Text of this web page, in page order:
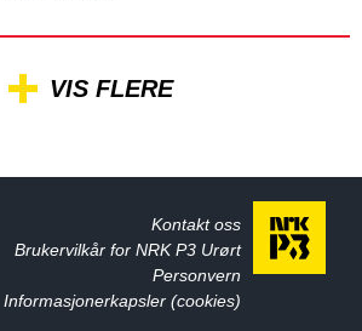
VIS FLERE
Kontakt oss
Brukervilkår for NRK P3 Urørt
Personvern
Informasjonerkapsler (cookies)